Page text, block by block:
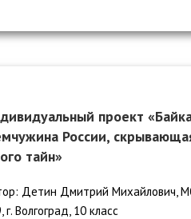
проект
России,
тайн»
Детин Дмитрий Михайлович,
Волгоград, 10 класс